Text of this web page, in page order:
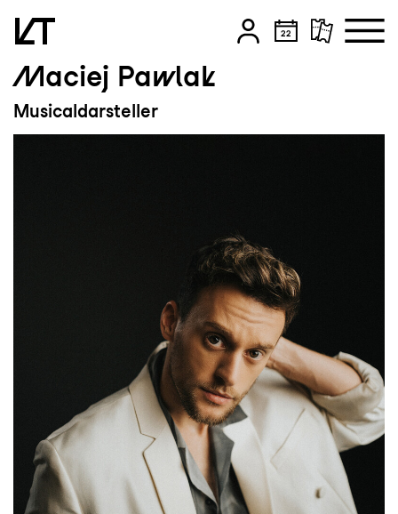
Zum Hauptinhalt springen
Zum Footer springen
Maciej Pawlak
Musicaldarsteller